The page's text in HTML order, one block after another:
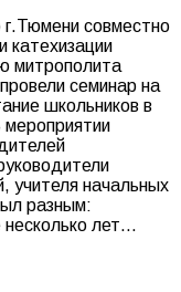
совместно
катехизации
митрополита
семинар на
школьников в
мероприятии
учителя начальных
разным:
лет…